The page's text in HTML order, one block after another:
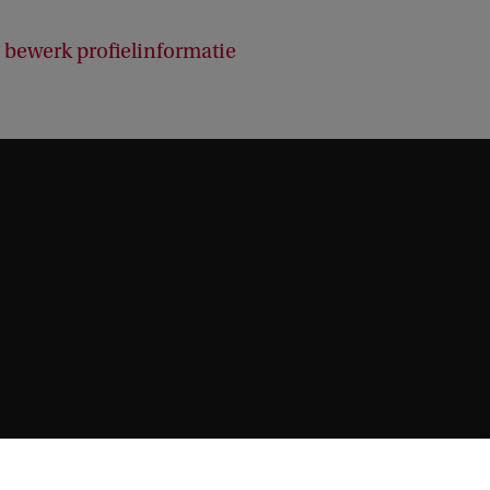
bewerk profielinformatie